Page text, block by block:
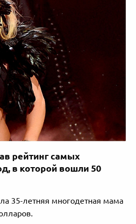
рейтинг самых
в которой вошли 50
35-летняя многодетная мама